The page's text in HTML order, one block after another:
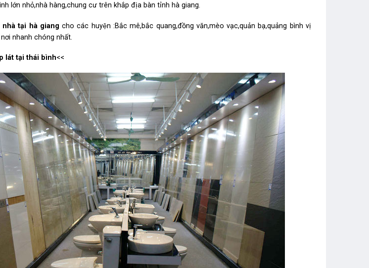
lớn nhỏ,nhà hàng,chung cư trên khắp địa bàn tỉnh hà giang.
nhà tại hàgiang cho các huyện :Bắc mê,bắc quang,đồng văn,mèo vạc,quản bạ,quảng bình vị
nhanh chóng nhất.
lát tại thái bình<<